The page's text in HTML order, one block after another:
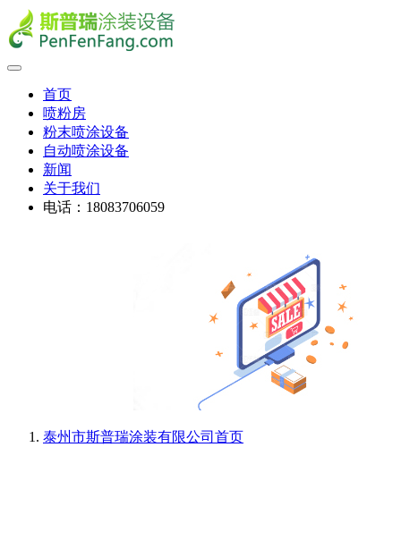
首页
喷粉房
粉末喷涂设备
自动喷涂设备
新闻
关于我们
电话：18083706059
泰州市斯普瑞涂装有限公司 首页